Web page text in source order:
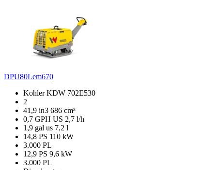
DPU80Lem670
Kohler KDW 702E530
2
41,9 in3 686 cm³
0,7 GPH US 2,7 l/h
1,9 gal us 7,2 l
14,8 PS 110 kW
3.000 PL
12,9 PS 9,6 kW
3.000 PL